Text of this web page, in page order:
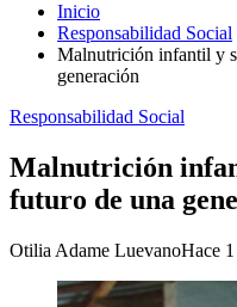
Inicio
Responsabilidad Social
Malnutrición infantil y
generación
Responsabilidad Social
Malnutrición
futuro de una
Otilia Adame LuevanoHace